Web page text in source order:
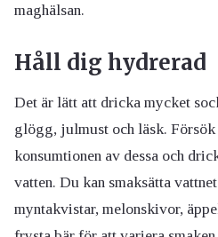
maghälsan.
Håll dig hydrerad
Det är lätt att dricka mycket
glögg, julmust och läsk. Försök
konsumtionen av dessa och
vatten. Du kan smaksätta
myntakvistar, melonskivor,